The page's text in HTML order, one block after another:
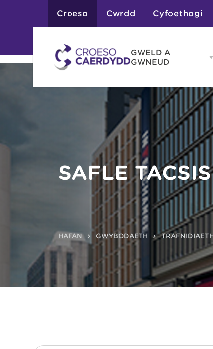
Croeso Cwrdd Cyfoethogi
GWELD A
GWNEUD
Atyniadau
Gweithgareddau
Adloniant
Chwaraeon
Siopa
Teithiau a
SAFLE
HAFAN GWYBODAETH